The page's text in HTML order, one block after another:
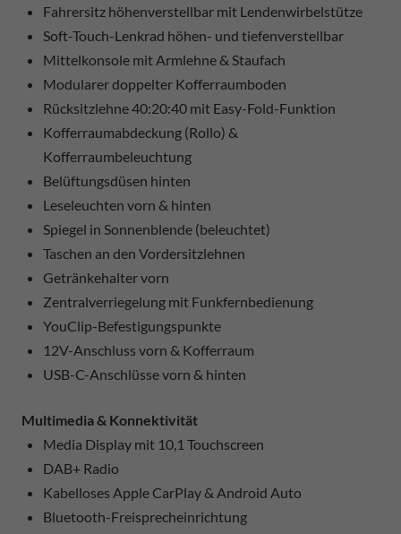
Fahrersitz höhenverstellbar mit Lendenwirbelstütze
Soft-Touch-Lenkrad höhen- und tiefenverstellbar
Mittelkonsole mit Armlehne & Staufach
Modularer doppelter Kofferraumboden
Rücksitzlehne 40:20:40 mit Easy-Fold-Funktion
Kofferraumabdeckung (Rollo) &
Kofferraumbeleuchtung
Belüftungsdüsen hinten
Leseleuchten vorn & hinten
Spiegel in Sonnenblende (beleuchtet)
Taschen an den Vordersitzlehnen
Getränkehalter vorn
Zentralverriegelung mit Funkfernbedienung
YouClip-Befestigungspunkte
12V-Anschluss vorn & Kofferraum
USB-C-Anschlüsse vorn & hinten
Multimedia & Konnektivität
Media Display mit 10,1 Touchscreen
DAB+ Radio
Kabelloses Apple CarPlay & Android Auto
Bluetooth-Freisprecheinrichtung